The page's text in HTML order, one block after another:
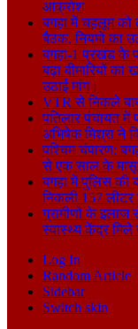
आक्रोश
बगहा में चहलूम को
बैठक, नियमों का
बगहा-1 प्रखंड के
बढ़ा बीमारियों का
उठाई मांग।
VTR से निकले
पतिलार पंचायत में
अभिषेक मिश्रा ने
पश्चिम चंपारण:
से एक साल के
बगहा में पुलिस की
निकली 157 लीटर
ग्रामीणों के इलाज
स्वास्थ्य केंद्र मिले
Log In
Random Article
Sidebar
Switch skin